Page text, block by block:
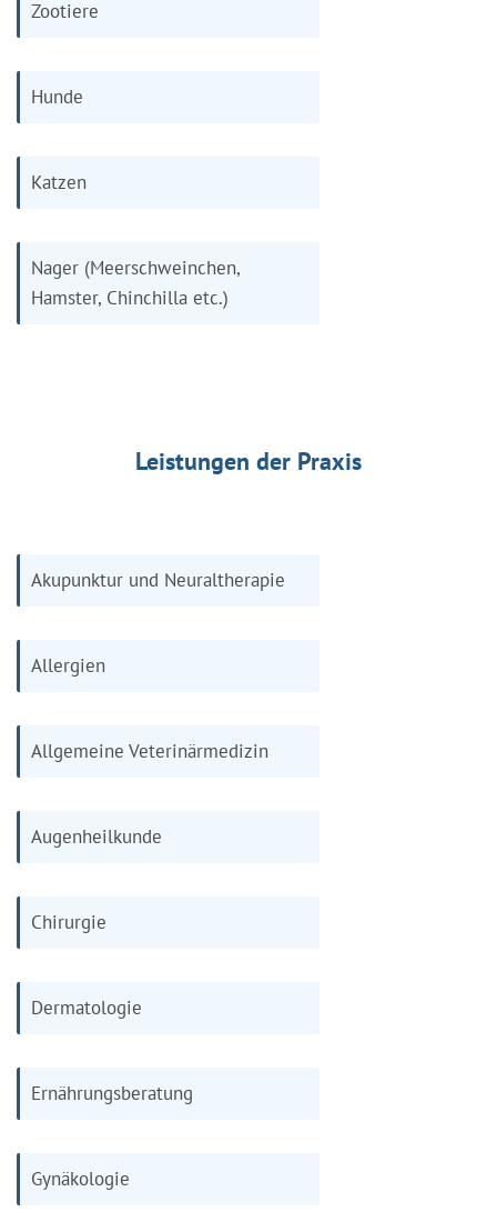
Zootiere
Hunde
Katzen
Nager (Meerschweinchen,
Hamster, Chinchilla etc.)
Leistungen der Praxis
Akupunktur und Neuraltherapie
Allergien
Allgemeine Veterinärmedizin
Augenheilkunde
Chirurgie
Dermatologie
Ernährungsberatung
Gynäkologie